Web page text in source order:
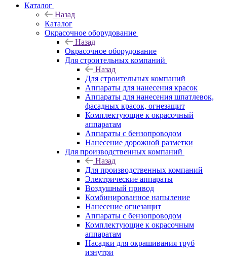
Каталог
Назад
Каталог
Окрасочное оборудование
Назад
Окрасочное оборудование
Для строительных компаний
Назад
Для строительных компаний
Аппараты для нанесения красок
Аппараты для нанесения шпатлевок,
фасадных красок, огнезащит
Комплектующие к окрасочный
аппаратам
Аппараты с бензопроводом
Нанесение дорожной разметки
Для производственных компаний
Назад
Для производственных компаний
Электрические аппараты
Воздушный привод
Комбинированное напыление
Нанесение огнезащит
Аппараты с бензопроводом
Комплектующие к окрасочным
аппаратам
Насадки для окрашивания труб
изнутри